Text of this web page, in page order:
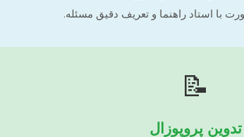
با استاد راهنما و تعریف دقیق مسئله.
📝
تدوین پروپوزال